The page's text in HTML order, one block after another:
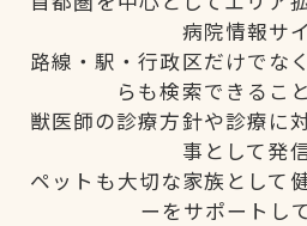
病院情報サイ
路線・駅・行政区だけでな
らも検索できるこ
獣医師の診療方針や診療に
事として発信
ペットも大切な家族として
ーをサポートし